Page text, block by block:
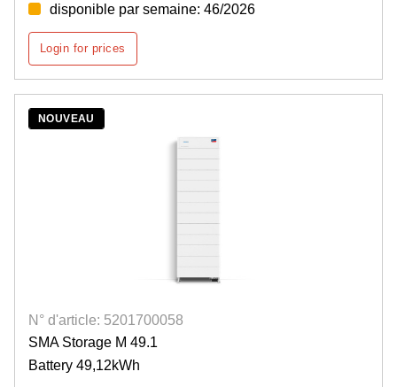
disponible par semaine: 46/2026
Login for prices
NOUVEAU
N° d'article: 5201700058
SMA Storage M 49.1
Battery 49,12kWh